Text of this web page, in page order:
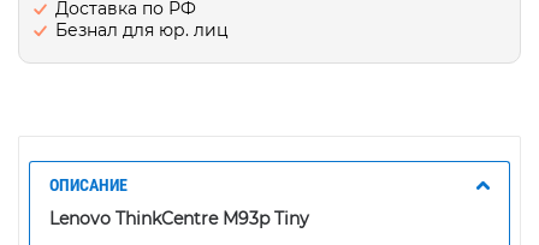
Доставка по РФ
Безнал для юр. лиц
ОПИСАНИЕ
Lenovo ThinkCentre M93p Tiny